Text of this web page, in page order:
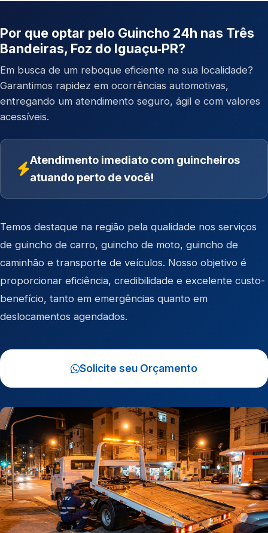
Por que optar pelo Guincho 24h nas Três
Bandeiras, Foz do Iguaçu‑PR?
Em busca de um reboque eficiente na sua localidade?
Garantimos rapidez em ocorrências automotivas,
entregando um atendimento seguro, ágil e com valores
acessíveis.
Atendimento imediato com guincheiros
atuando perto de você!
Temos destaque na região pela qualidade nos serviços
de guincho de carro, guincho de moto, guincho de
caminhão e transporte de veículos. Nosso objetivo é
proporcionar eficiência, credibilidade e excelente custo-
benefício, tanto em emergências quanto em
deslocamentos agendados.
Solicite seu Orçamento